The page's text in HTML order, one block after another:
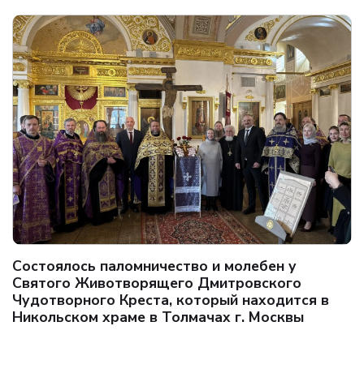
Состоялось паломничество и молебен у
Святого Животворящего Дмитровского
Чудотворного Креста, который находится в
Никольском храме в Толмачах г. Москвы